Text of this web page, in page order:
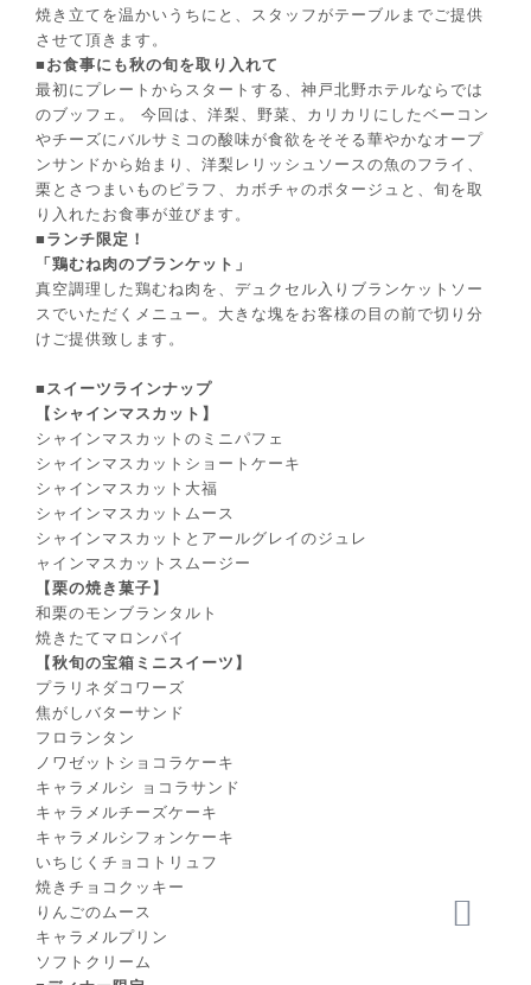
焼き立てを温かいうちにと、スタッフがテーブルまでご提供
させて頂きます。
■ お食事にも秋の旬を取り入れて
最初にプレートからスタートする、神戸北野ホテルならでは
のブッフェ。 今回は、洋梨、野菜、カリカリにしたベーコン
やチーズにバルサミコの酸味が食欲をそそる華やかなオープ
ンサンドから始まり、洋梨レリッシュソースの魚のフライ、
栗とさつまいものピラフ、カボチャのポタージュと、旬を取
り入れたお食事が並びます。
■ランチ限定！
「鶏むね肉のブランケット」
真空調理した鶏むね肉を、デュクセル入りブランケットソー
スでいただくメニュー。大きな塊をお客様の目の前で切り分
けご提供致します。
■スイーツラインナップ
【シャインマスカット】
シャインマスカットのミニパフェ
シャインマスカットショートケーキ
シャインマスカット⼤福
シャインマスカットムース
シャインマスカットとアールグレイのジュレ
ャインマスカットスムージー
【栗の焼き菓⼦】
和栗のモンブランタルト
焼きたてマロンパイ
【秋旬の宝箱ミニスイーツ】
プラリネダコワーズ
焦がしバターサンド
フロランタン
ノワゼットショコラケーキ
キャラメルシ ョコラサンド
キャラメルチーズケーキ
キャラメルシフォンケーキ
いちじくチョコトリュフ
焼きチョコクッキー
りんごのムース
キャラメルプリン
ソフトクリーム